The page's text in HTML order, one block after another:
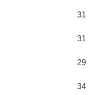
31
31
29
34